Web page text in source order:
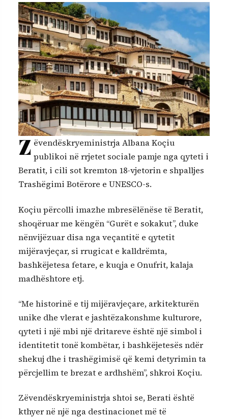
Z ëvendëskryeministrja Albana Koçiu
publikoi në rrjetet sociale pamje nga qyteti i
Beratit, i cili sot kremton 18-vjetorin e shpalljes
Trashëgimi Botërore e UNESCO-s.
Koçiu përcolli imazhe mbresëlënëse të Beratit,
shoqëruar me këngën “Gurët e sokakut”, duke
nënvijëzuar disa nga veçantitë e qytetit
mijëravjeçar, si rrugicat e kalldrëmta,
bashkëjetesa fetare, e kuqja e Onufrit, kalaja
madhështore etj.
“Me historinë e tij mijëravjeçare, arkitekturën
unike dhe vlerat e jashtëzakonshme kulturore,
qyteti i një mbi një dritareve është një simbol i
identitetit tonë kombëtar, i bashkëjetesës ndër
shekuj dhe i trashëgimisë që kemi detyrimin ta
përcjellim te brezat e ardhshëm”, shkroi Koçiu.
Zëvendëskryeministrja shtoi se, Berati është
kthyer në një nga destinacionet më të